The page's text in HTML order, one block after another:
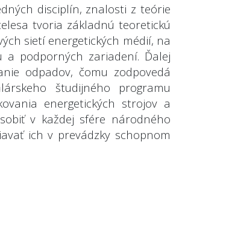
disciplín, znalosti z teórie
tvoria základnú teoretickú
sietí energetických médií, na
podporných zariadení. Ďalej
odpadov, čomu zodpovedá
študijného programu
energetických strojov a
v každej sfére národného
ich v prevádzky schopnom